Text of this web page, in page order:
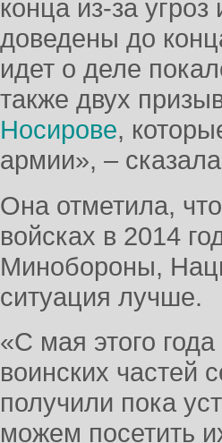
конца из-за
доведены до
идет о деле
также двух
Носирове,
армии», –
Она отметила,
войсках в 2014
Минобороны,
ситуация лучше.
«С мая этого
воинских
получили пока
можем посетить